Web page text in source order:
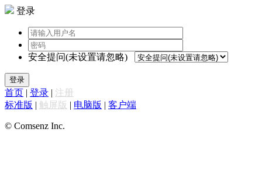
登录
安全提问(未设置请忽略)
登录
首页 | 登录 | 注册
标准版 | 触屏版 | 电脑版 | 客户端
© Comsenz Inc.